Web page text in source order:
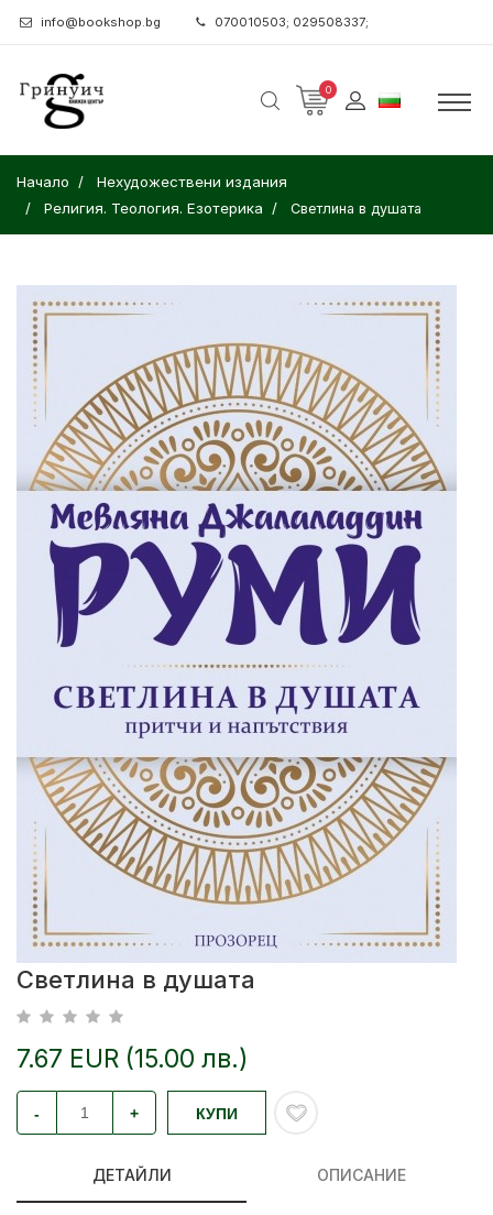
info@bookshop.bg 070010503; 029508337;
0
Начало
Нехудожествени издания
Религия. Теология. Езотерика
Светлина в душата
Светлина в душата
7.67 EUR (15.00 лв.)
- + КУПИ
ДЕТАЙЛИ ОПИСАНИЕ